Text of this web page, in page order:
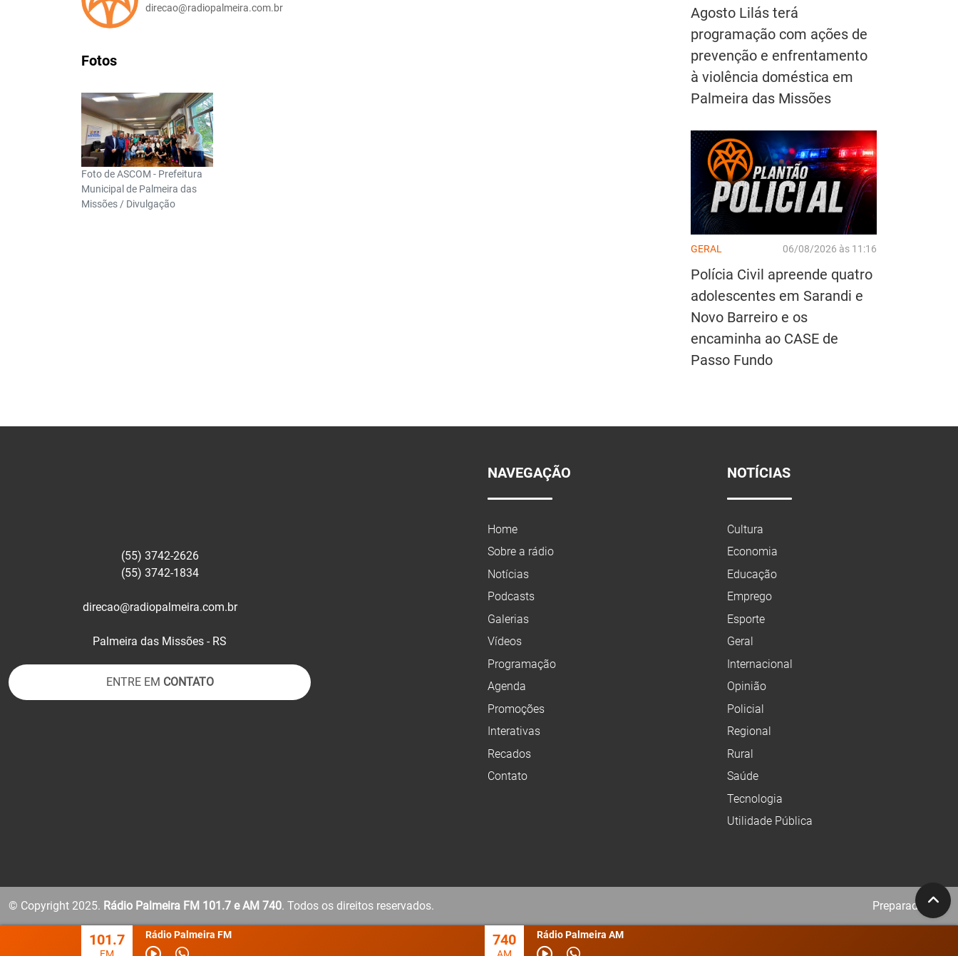
direcao@radiopalmeira.com.br
Fotos
Foto de ASCOM - Prefeitura
Municipal de Palmeira das
Missões / Divulgação
Agosto Lilás terá
programação com ações de
prevenção e enfrentamento
à violência doméstica em
Palmeira das Missões
GERAL 06/08/2026 às 11:16
Polícia Civil apreende quatro
adolescentes em Sarandi e
Novo Barreiro e os
encaminha ao CASE de
Passo Fundo
(55) 3742-2626
(55) 3742-1834
direcao@radiopalmeira.com.br
Palmeira das Missões - RS
ENTRE EM CONTATO
NAVEGAÇÃO
Home
Sobre a rádio
Notícias
Podcasts
Galerias
Vídeos
Programação
Agenda
Promoções
Interativas
Recados
Contato
NOTÍCIAS
Cultura
Economia
Educação
Emprego
Esporte
Geral
Internacional
Opinião
Policial
Regional
Rural
Saúde
Tecnologia
Utilidade Pública
© Copyright 2025. Rádio Palmeira FM 101.7 e AM 740. Todos os direitos reservados. Preparado no
101.7
FM
Rádio Palmeira FM 740
AM
Rádio Palmeira AM